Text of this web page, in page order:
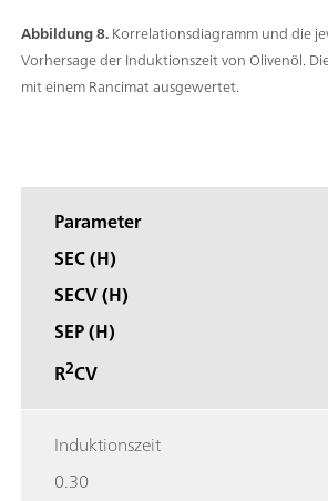
Abbildung 8.Korrelationsdiagramm und die
Vorhersage der Induktionszeit von Olivenöl.
mit einem Rancimat ausgewertet.
Parameter
SEC (H)
SECV (H)
SEP (H)
R2CV
Induktionszeit
0.30